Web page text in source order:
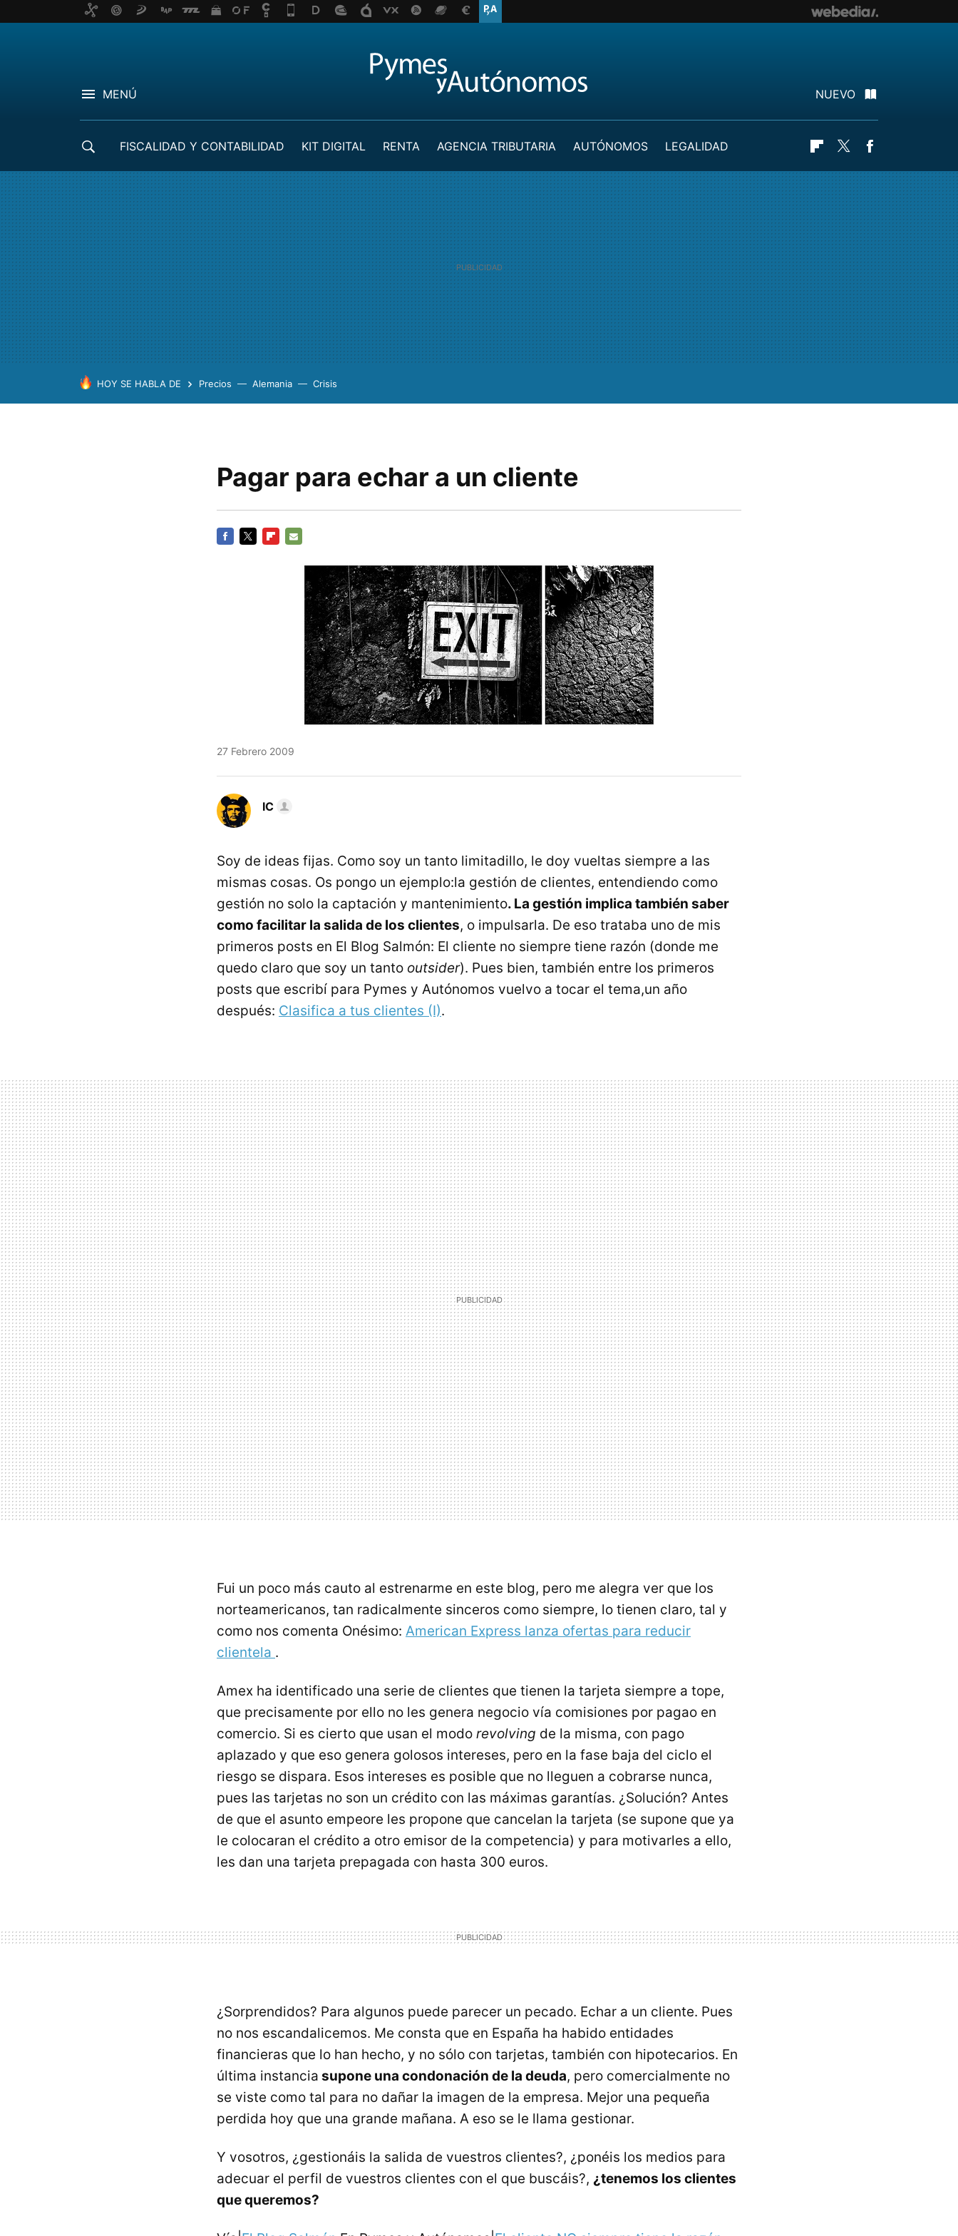
MENÚ NUEVO
FISCALIDAD Y CONTABILIDAD KIT DIGITAL RENTA AGENCIA TRIBUTARIA AUTÓNOMOS
LEGALIDAD
Flipboard
Twitter
HOY SE HABLA DE Precios Alemania Crisis
Pagar para echar a un cliente
27 Febrero 2009
IC
Soy de ideas fijas. Como soy un tanto limitadillo, le doy vueltas siempre a las
mismas cosas. Os pongo un ejemplo:la gestión de clientes, entendiendo como
gestión no solo la captación y mantenimiento. La gestión implica también saber
como facilitar la salida de los clientes, o impulsarla. De eso trataba uno de mis
primeros posts en El Blog Salmón: El cliente no siempre tiene razón (donde me
quedo claro que soy un tanto outsider). Pues bien, también entre los primeros
posts que escribí para Pymes y Autónomos vuelvo a tocar el tema,un año
después: Clasifica a tus clientes (I).
Fui un poco más cauto al estrenarme en este blog, pero me alegra ver que los
norteamericanos, tan radicalmente sinceros como siempre, lo tienen claro, tal y
como nos comenta Onésimo: American Express lanza ofertas para reducir
clientela .
Amex ha identificado una serie de clientes que tienen la tarjeta siempre a tope,
que precisamente por ello no les genera negocio vía comisiones por pagao en
comercio. Si es cierto que usan el modo revolving de la misma, con pago
aplazado y que eso genera golosos intereses, pero en la fase baja del ciclo el
riesgo se dispara. Esos intereses es posible que no lleguen a cobrarse nunca,
pues las tarjetas no son un crédito con las máximas garantías. ¿Solución? Antes
de que el asunto empeore les propone que cancelan la tarjeta (se supone que ya
le colocaran el crédito a otro emisor de la competencia) y para motivarles a ello,
les dan una tarjeta prepagada con hasta 300 euros.
¿Sorprendidos? Para algunos puede parecer un pecado. Echar a un cliente. Pues
no nos escandalicemos. Me consta que en España ha habido entidades
financieras que lo han hecho, y no sólo con tarjetas, también con hipotecarios. En
última instancia supone una condonación de la deuda, pero comercialmente no
se viste como tal para no dañar la imagen de la empresa. Mejor una pequeña
perdida hoy que una grande mañana. A eso se le llama gestionar.
Y vosotros, ¿gestionáis la salida de vuestros clientes?, ¿ponéis los medios para
adecuar el perfil de vuestros clientes con el que buscáis?, ¿tenemos los clientes
que queremos?